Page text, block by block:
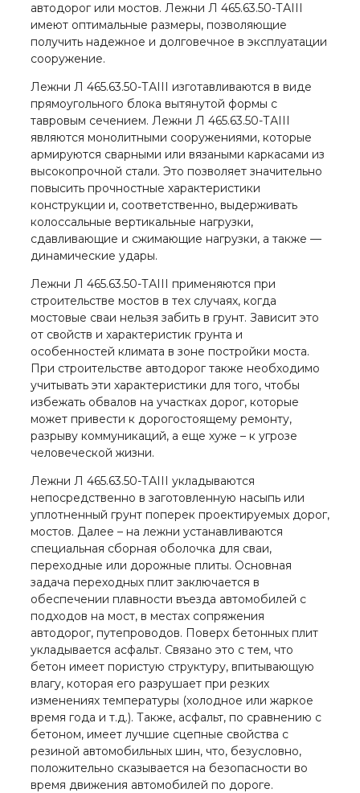
автодорог или мостов. Лежни Л 465.63.50-ТАIII
имеют оптимальные размеры, позволяющие
получить надежное и долговечное в эксплуатации
сооружение.
Лежни Л 465.63.50-ТАIII изготавливаются в виде
прямоугольного блока вытянутой формы с
тавровым сечением. Лежни Л 465.63.50-ТАIII
являются монолитными сооружениями, которые
армируются сварными или вязаными каркасами из
высокопрочной стали. Это позволяет значительно
повысить прочностные характеристики
конструкции и, соответственно, выдерживать
колоссальные вертикальные нагрузки,
сдавливающие и сжимающие нагрузки, а также —
динамические удары.
Лежни Л 465.63.50-ТАIII применяются при
строительстве мостов в тех случаях, когда
мостовые сваи нельзя забить в грунт. Зависит это
от свойств и характеристик грунта и
особенностей климата в зоне постройки моста.
При строительстве автодорог также необходимо
учитывать эти характеристики для того, чтобы
избежать обвалов на участках дорог, которые
может привести к дорогостоящему ремонту,
разрыву коммуникаций, а еще хуже – к угрозе
человеческой жизни.
Лежни Л 465.63.50-ТАIII укладываются
непосредственно в заготовленную насыпь или
уплотненный грунт поперек проектируемых дорог,
мостов. Далее – на лежни устанавливаются
специальная сборная оболочка для сваи,
переходные или дорожные плиты. Основная
задача переходных плит заключается в
обеспечении плавности въезда автомобилей с
подходов на мост, в местах сопряжения
автодорог, путепроводов. Поверх бетонных плит
укладывается асфальт. Связано это с тем, что
бетон имеет пористую структуру, впитывающую
влагу, которая его разрушает при резких
изменениях температуры (холодное или жаркое
время года и т.д.). Также, асфальт, по сравнению с
бетоном, имеет лучшие сцепные свойства с
резиной автомобильных шин, что, безусловно,
положительно сказывается на безопасности во
время движения автомобилей по дороге.